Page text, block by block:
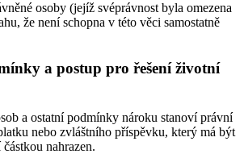
osoby (jejíž svéprávnost byla omezena
že není schopna v této věci samostatně
a postup pro řešení životní
a ostatní podmínky nároku stanoví právní
nebo zvláštního příspěvku, který má být
nahrazen.